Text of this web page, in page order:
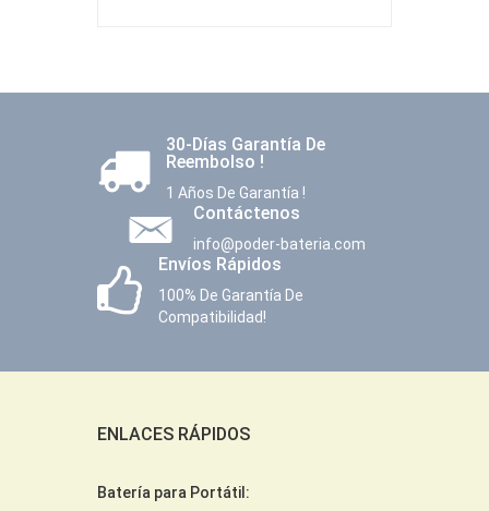
30-Días Garantía De
Reembolso !
1 Años De Garantía !
Contáctenos
info@poder-bateria.com
Envíos Rápidos
100% De Garantía De
Compatibilidad!
ENLACES RÁPIDOS
Batería para Portátil: